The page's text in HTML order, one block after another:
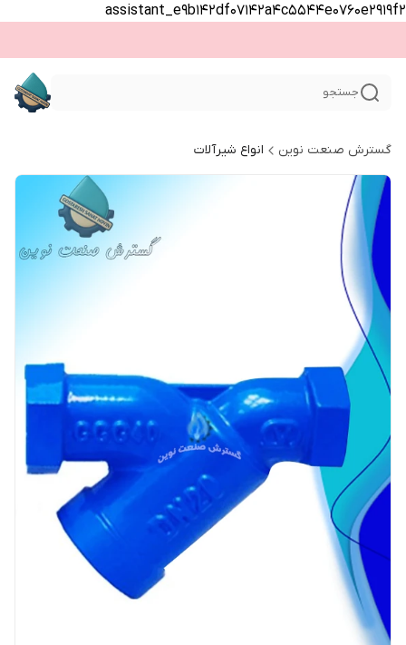
assistant_e9b142df07142a4c5544e0760e2919f2
جستجو
گسترش صنعت نوین انواع شیرآلات